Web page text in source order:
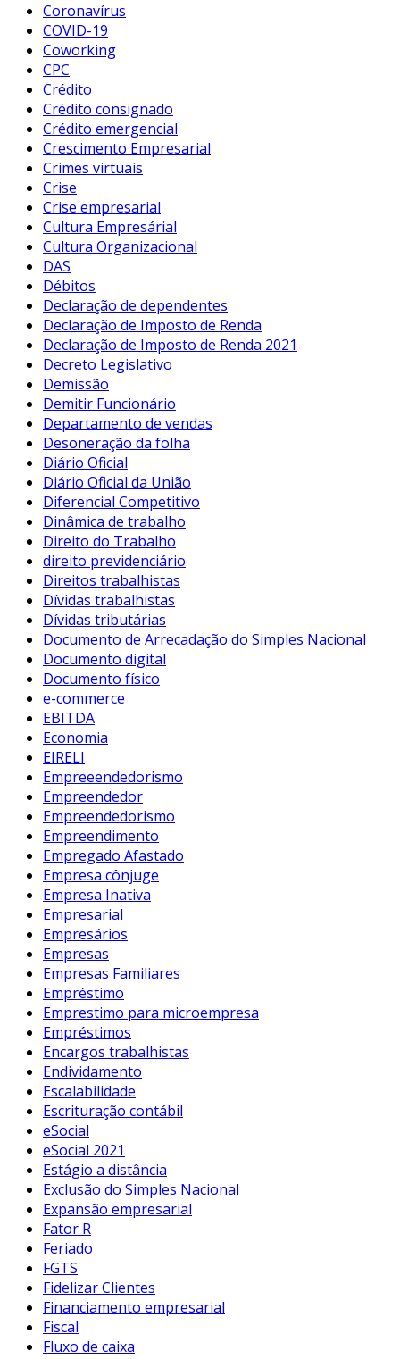
Coronavírus
COVID-19
Coworking
CPC
Crédito
Crédito consignado
Crédito emergencial
Crescimento Empresarial
Crimes virtuais
Crise
Crise empresarial
Cultura Empresárial
Cultura Organizacional
DAS
Débitos
Declaração de dependentes
Declaração de Imposto de Renda
Declaração de Imposto de Renda 2021
Decreto Legislativo
Demissão
Demitir Funcionário
Departamento de vendas
Desoneração da folha
Diário Oficial
Diário Oficial da União
Diferencial Competitivo
Dinâmica de trabalho
Direito do Trabalho
direito previdenciário
Direitos trabalhistas
Dívidas trabalhistas
Dívidas tributárias
Documento de Arrecadação do Simples Nacional
Documento digital
Documento físico
e-commerce
EBITDA
Economia
EIRELI
Empreeendedorismo
Empreendedor
Empreendedorismo
Empreendimento
Empregado Afastado
Empresa cônjuge
Empresa Inativa
Empresarial
Empresários
Empresas
Empresas Familiares
Empréstimo
Emprestimo para microempresa
Empréstimos
Encargos trabalhistas
Endividamento
Escalabilidade
Escrituração contábil
eSocial
eSocial 2021
Estágio a distância
Exclusão do Simples Nacional
Expansão empresarial
Fator R
Feriado
FGTS
Fidelizar Clientes
Financiamento empresarial
Fiscal
Fluxo de caixa